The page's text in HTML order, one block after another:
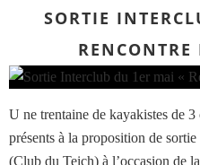
SORTIE
U ne trentaine de kayakistes de
présents à la proposition de
(Club du Teich) à l’occasion de